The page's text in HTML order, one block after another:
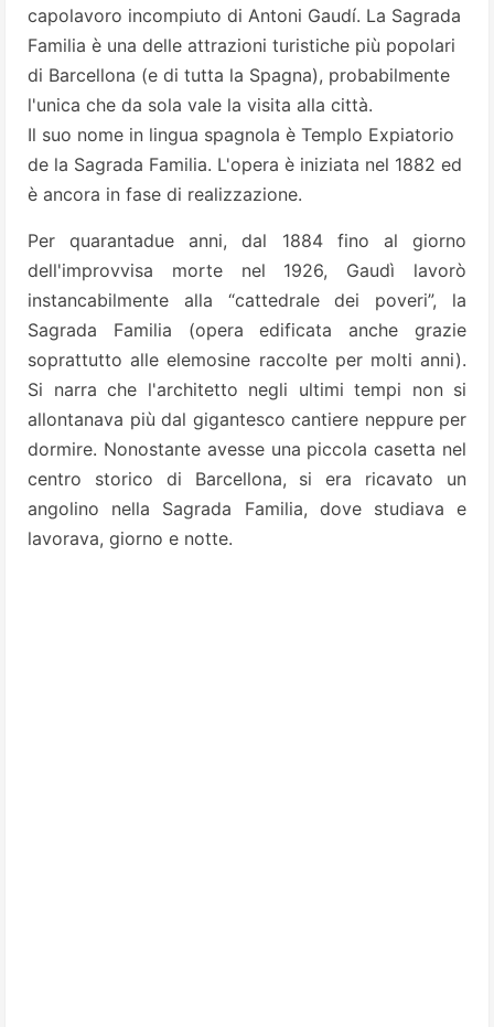
capolavoro incompiuto di Antoni Gaudí. La Sagrada
Familia è una delle attrazioni turistiche più popolari
di Barcellona (e di tutta la Spagna), probabilmente
l'unica che da sola vale la visita alla città.
Il suo nome in lingua spagnola è Templo Expiatorio
de la Sagrada Familia. L'opera è iniziata nel 1882 ed
è ancora in fase di realizzazione.
Per quarantadue anni, dal 1884 fino al giorno
dell'improvvisa morte nel 1926, Gaudì lavorò
instancabilmente alla “cattedrale dei poveri”, la
Sagrada Familia (opera edificata anche grazie
soprattutto alle elemosine raccolte per molti anni).
Si narra che l'architetto negli ultimi tempi non si
allontanava più dal gigantesco cantiere neppure per
dormire. Nonostante avesse una piccola casetta nel
centro storico di Barcellona, si era ricavato un
angolino nella Sagrada Familia, dove studiava e
lavorava, giorno e notte.